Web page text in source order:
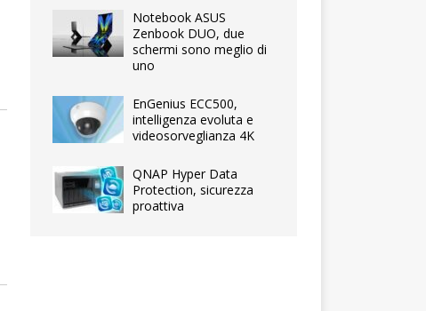
Notebook ASUS
Zenbook DUO, due
schermi sono meglio di
uno
EnGenius ECC500,
intelligenza evoluta e
videosorveglianza 4K
QNAP Hyper Data
Protection, sicurezza
proattiva